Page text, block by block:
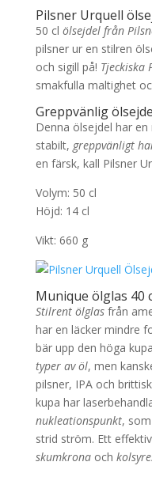
Pilsner Urquell
50 cl ölsejdel från
pilsner ur en stilren
och sigill på! Tjeckiska
smakfulla maltighet
Greppvänlig
Denna ölsejdel har
stabilt, greppvänligt
en färsk, kall Pilsner
Volym: 50 cl
Höjd: 14 cl
Vikt: 660 g
Munique ölglas 40
Stilrent ölglasfrån
har en läcker mindre
bär upp den höga
typer av öl, men
pilsner, IPA och
kupa har
nukleationspunkt,
strid ström. Ett
skumkronaoch